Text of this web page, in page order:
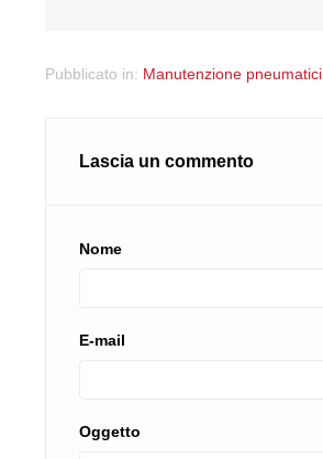
Pubblicato in: Manutenzione pneumatici
Lascia un commento
Nome
E-mail
Oggetto